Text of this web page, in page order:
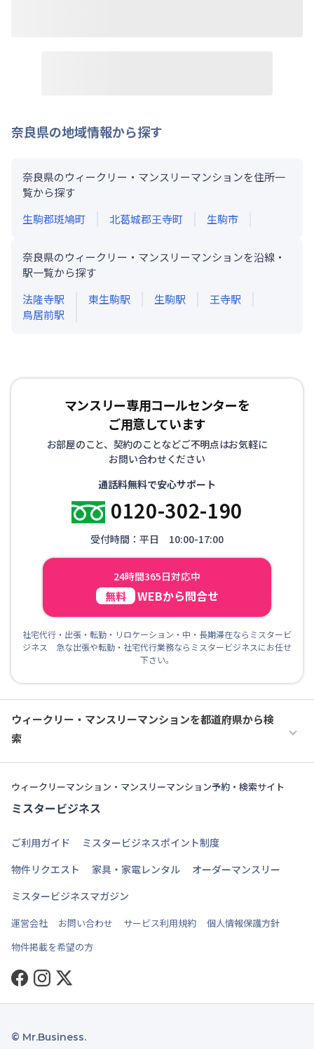
奈良県の地域情報から探す
奈良県のウィークリー・マンスリーマンションを住所一
覧から探す
生駒郡斑鳩町
北葛城郡王寺町 生駒市
奈良県のウィークリー・マンスリーマンションを沿線・
駅一覧から探す
法隆寺駅 東生駒駅 生駒駅 王寺駅
鳥居前駅
マンスリー専用コールセンターを
ご用意しています
お部屋のこと、契約のことなどご不明点はお気軽に
お問い合わせください
通話料無料で安心サポート
0120-302-190
受付時間：平日 10:00-17:00
24時間365日対応中
無料 WEBから問合せ
社宅代行・出張・転勤・リロケーション・中・長期滞在ならミスタービ
ジネス 急な出張や転勤・社宅代行業務ならミスタービジネスにお任せ
下さい。
ウィークリー・マンスリーマンションを都道府県から検
索
ウィークリーマンション・マンスリーマンション予約・検索サイト
ミスタービジネス
ご利用ガイド
ミスタービジネスポイント制度
物件リクエスト
家具・家電レンタル
オーダーマンスリー
ミスタービジネスマガジン
運営会社 お問い合わせ サービス利用規約
個人情報保護方針
物件掲載を希望の方
Facebook
Instagram
Twitter
© Mr.Business.